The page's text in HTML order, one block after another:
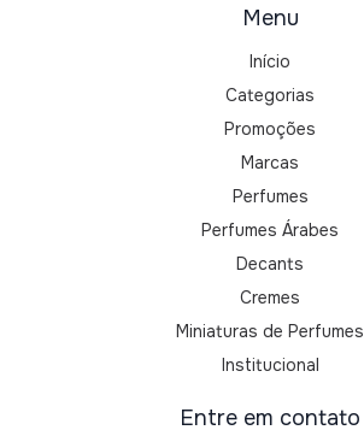
Menu
Início
Categorias
Promoções
Marcas
Perfumes
Perfumes Árabes
Decants
Cremes
Miniaturas de Perfumes
Institucional
Entre em contato